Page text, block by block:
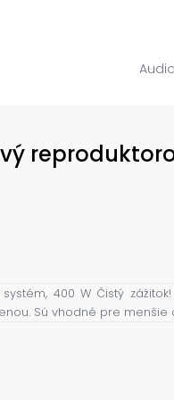
400 W Čistý
Sú vhodné pre